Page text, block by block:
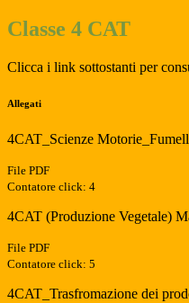
Classe 4 CAT
Clicca i link sottostanti per
Allegati
4CAT_Scienze
File PDF
Contatore click: 4
4CAT (Produzione Vegetale)
File PDF
Contatore click: 5
4CAT_Trasfromazione dei